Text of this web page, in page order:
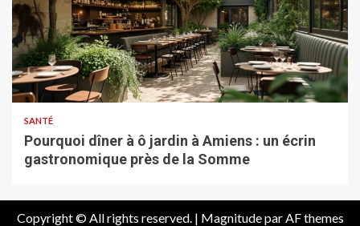
SANTÉ
Pourquoi dîner à ô jardin à Amiens : un écrin
gastronomique près de la Somme
Copyright © All rights reserved. | Magnitudepar AF themes